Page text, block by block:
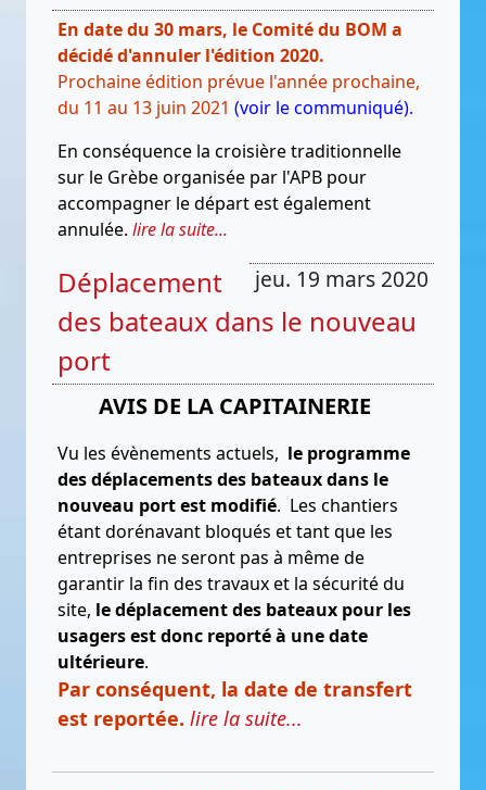
En date du 30 mars, le Comité du BOM a
décidé d'annuler l'édition 2020.
Prochaine édition prévue l'année prochaine,
du 11 au 13 juin 2021 (voir le communiqué).
En conséquence la croisière traditionnelle
sur le Grèbe organisée par l'APB pour
accompagner le départ est également
annulée. lire la suite...
jeu. 19 mars 2020
Déplacement
des bateaux dans le nouveau
port
AVIS DE LA CAPITAINERIE
Vu les évènements actuels, le programme
des déplacements des bateaux dans le
nouveau port est modifié. Les chantiers
étant dorénavant bloqués et tant que les
entreprises ne seront pas à même de
garantir la fin des travaux et la sécurité du
site, le déplacement des bateaux pour les
usagers est donc reporté à une date
ultérieure.
Par conséquent, la date de transfert
est reportée. lire la suite...